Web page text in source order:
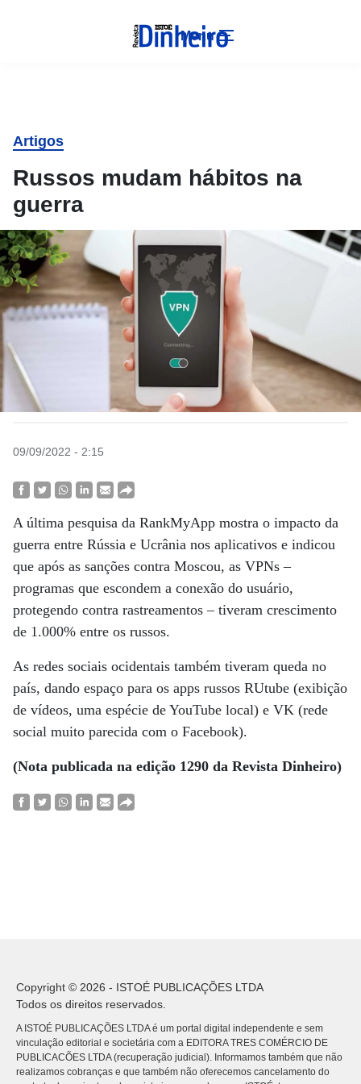
Menu
Artigos
Russos mudam hábitos na
guerra
09/09/2022 - 2:15
A última pesquisa da RankMyApp mostra o impacto da
guerra entre Rússia e Ucrânia nos aplicativos e indicou
que após as sanções contra Moscou, as VPNs –
programas que escondem a conexão do usuário,
protegendo contra rastreamentos – tiveram crescimento
de 1.000% entre os russos.
As redes sociais ocidentais também tiveram queda no
país, dando espaço para os apps russos RUtube (exibição
de vídeos, uma espécie de YouTube local) e VK (rede
social muito parecida com o Facebook).
(Nota publicada na edição 1290 da Revista Dinheiro)
Copyright © 2026 - ISTOÉ PUBLICAÇÕES LTDA
Todos os direitos reservados.
A ISTOÉ PUBLICAÇÕES LTDA é um portal digital independente e sem
vinculação editorial e societária com a EDITORA TRES COMÉRCIO DE
PUBLICACÕES LTDA (recuperação judicial). Informamos também que não
realizamos cobranças e que também não oferecemos cancelamento do